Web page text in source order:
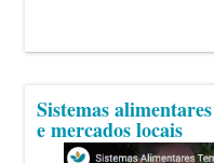
Sistemas
e mercados locais